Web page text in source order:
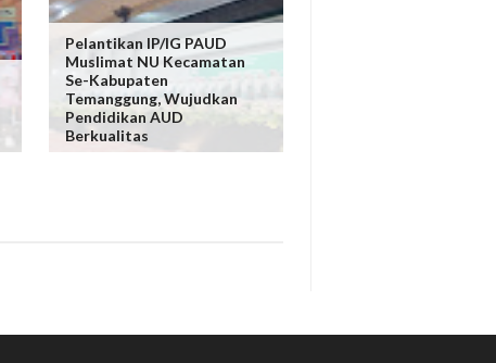
Pelantikan IP/IG PAUD
Muslimat NU Kecamatan
Se-Kabupaten
Temanggung, Wujudkan
Pendidikan AUD
Berkualitas